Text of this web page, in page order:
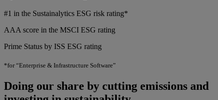
#1 in the Sustainalytics ESG risk rating*
AAA score in the MSCI ESG rating
Prime Status by ISS ESG rating
*for “Enterprise & Infrastructure Software”
Doing our share by cutting emissions and